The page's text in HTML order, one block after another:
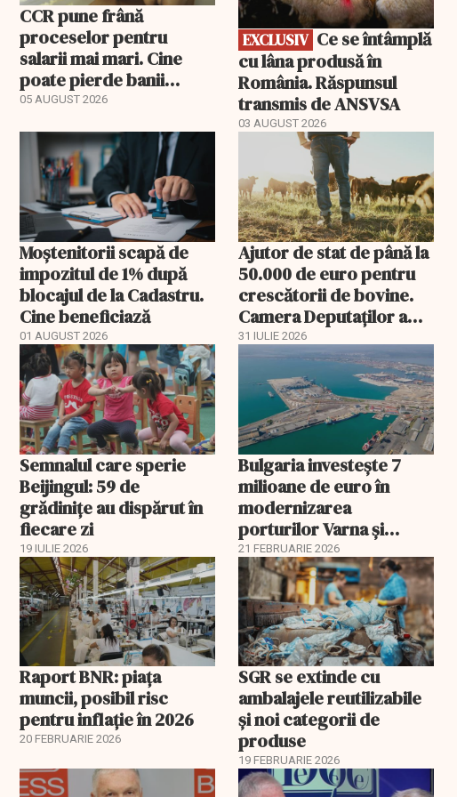
CCR pune frână
proceselor pentru
salarii mai mari. Cine
poate pierde banii
ceruți statului
05 AUGUST 2026
EXCLUSIV
cu lâna produsă în
România. Răspunsul
transmis de ANSVSA
03 AUGUST 2026
Moștenitorii scapă de
impozitul de 1% după
blocajul de la Cadastru.
Cine beneficiază
01 AUGUST 2026
Ajutor de stat de până la
50.000 de euro pentru
crescătorii de bovine.
Camera Deputaților a
aprobat schema
31 IULIE 2026
Semnalul care sperie
Beijingul: 59 de
grădinițe au dispărut în
fiecare zi
19 IULIE 2026
Bulgaria investește 7
milioane de euro în
modernizarea
porturilor Varna și
Burgas
21 FEBRUARIE 2026
Raport BNR: piața
muncii, posibil risc
pentru inflație în 2026
20 FEBRUARIE 2026
SGR se extinde cu
ambalajele reutilizabile
și noi categorii de
produse
19 FEBRUARIE 2026
EXCLUSIV EXCLUSIV